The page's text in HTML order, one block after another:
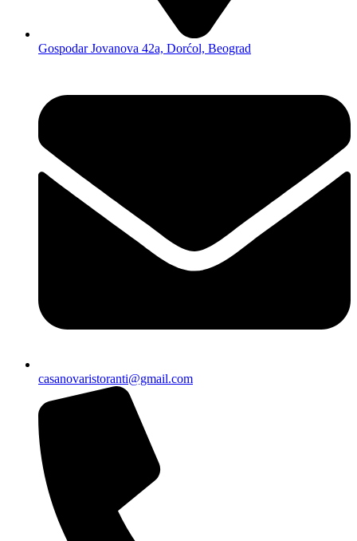
Gospodar Jovanova 42a, Dorćol, Beograd
casanovaristoranti@gmail.com